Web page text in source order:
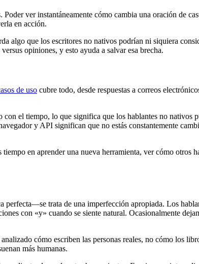
ver instantáneamente cómo cambia una oración de
en acción.
que los escritores no nativos podrían ni siquiera
opiniones, y esto ayuda a salvar esa brecha.
de uso cubre todo, desde respuestas a correos
el tiempo, lo que significa que los hablantes no nativos
y API significan que no estás constantemente
en aprender una nueva herramienta, ver cómo otros
trata de una imperfección apropiada. Los
con «y» cuando se siente natural. Ocasionalmente
cómo escriben las personas reales, no cómo los
más humanas.